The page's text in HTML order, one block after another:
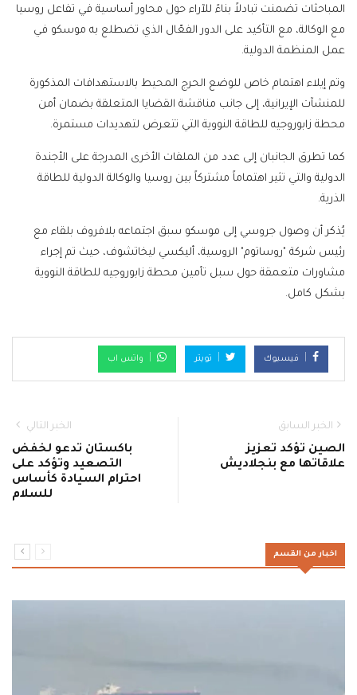
المباحثات تضمنت تبادلاً بناءً للآراء حول محاور أساسية في تفاعل روسيا
مع الوكالة، مع التأكيد على الدور الفعّال الذي تضطلع به موسكو في
عمل المنظمة الدولية.
وتم إيلاء اهتمام خاص للوضع الحرج المحيط بالاستهدافات المذكورة
للمنشآت الإيرانية، إلى جانب مناقشة القضايا المتعلقة بضمان أمن
محطة زابوروجيه للطاقة النووية التي تتعرض لتهديدات مستمرة.
كما تطرق الجانبان إلى عدد من الملفات الأخرى المدرجة على الأجندة
الدولية والتي تثير اهتماماً مشتركاً بين روسيا والوكالة الدولية للطاقة
الذرية.
يُذكر أن وصول جروسي إلى موسكو سبق اجتماعه بلافروف بلقاء مع
رئيس شركة "روساتوم" الروسية، أليكسي ليخاتشوف، حيث تم إجراء
مشاورات متعمقة حول سبل تأمين محطة زابوروجيه للطاقة النووية
بشكل كامل.
فيسبوك تويتر واتس اب
الخبر السابق
الصين تؤكد تعزيز
علاقاتها مع بنجلاديش
الخبر التالي
باكستان تدعو لخفض
التصعيد وتؤكد على
احترام السيادة كأساس
للسلام
اخبار من القسم